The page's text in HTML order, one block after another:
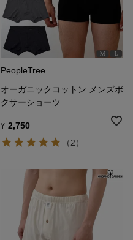
PeopleTree
オーガニックコットン メンズボ
クサーショーツ
¥ 2,750
（2）